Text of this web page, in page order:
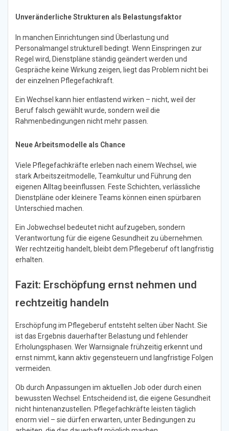
Unveränderliche Strukturen als Belastungsfaktor
In manchen Einrichtungen sind Überlastung und
Personalmangel strukturell bedingt. Wenn Einspringen zur
Regel wird, Dienstpläne ständig geändert werden und
Gespräche keine Wirkung zeigen, liegt das Problem nicht bei
der einzelnen Pflegefachkraft.
Ein Wechsel kann hier entlastend wirken – nicht, weil der
Beruf falsch gewählt wurde, sondern weil die
Rahmenbedingungen nicht mehr passen.
Neue Arbeitsmodelle als Chance
Viele Pflegefachkräfte erleben nach einem Wechsel, wie
stark Arbeitszeitmodelle, Teamkultur und Führung den
eigenen Alltag beeinflussen. Feste Schichten, verlässliche
Dienstpläne oder kleinere Teams können einen spürbaren
Unterschied machen.
Ein Jobwechsel bedeutet nicht aufzugeben, sondern
Verantwortung für die eigene Gesundheit zu übernehmen.
Wer rechtzeitig handelt, bleibt dem Pflegeberuf oft langfristig
erhalten.
Fazit: Erschöpfung ernst nehmen und
rechtzeitig handeln
Erschöpfung im Pflegeberuf entsteht selten über Nacht. Sie
ist das Ergebnis dauerhafter Belastung und fehlender
Erholungsphasen. Wer Warnsignale frühzeitig erkennt und
ernst nimmt, kann aktiv gegensteuern und langfristige Folgen
vermeiden.
Ob durch Anpassungen im aktuellen Job oder durch einen
bewussten Wechsel: Entscheidend ist, die eigene Gesundheit
nicht hintenanzustellen. Pflegefachkräfte leisten täglich
enorm viel – sie dürfen erwarten, unter Bedingungen zu